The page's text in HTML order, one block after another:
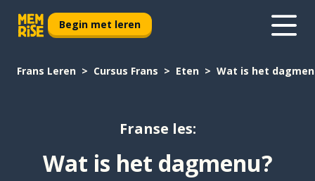
Begin met leren
Frans Leren Cursus Frans Eten Wat is het
Franse les:
Wat is het dagmenu?